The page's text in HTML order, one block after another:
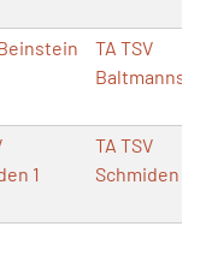
TA TSV
1
TA TSV
Schmiden